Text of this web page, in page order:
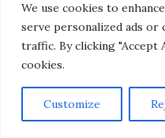
We use cookies to
serve personalized ads or
traffic. By clicking "Accept
cookies.
Customize
Saturar a tu
no siempre
Encuentra el
calidad para no
comunidad.